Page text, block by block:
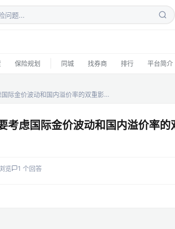
保险规划 同城 找券商 排行 平台简介
际金价波动和国内溢价率的双重影…
考虑国际金价波动和国内溢价率的
览 1 个回答